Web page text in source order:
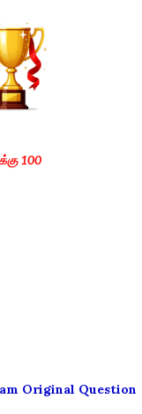
100
Original Question